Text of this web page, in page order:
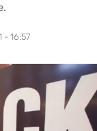
- 16:57